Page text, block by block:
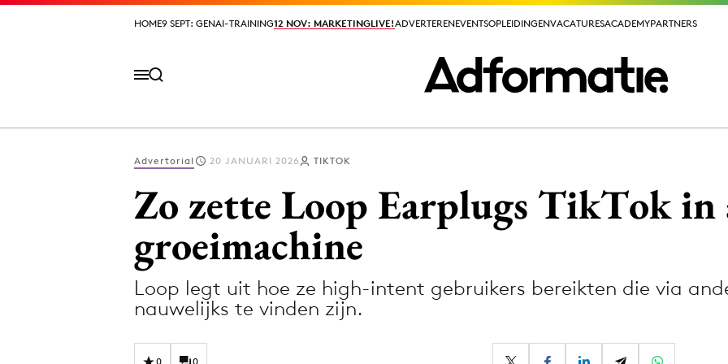
HOME9 SEPT: GENAI-TRAINING12 NOV: MARKETINGLIVE!ADVERTERENEVENTSOPLEIDINGENVACATURESACADEMYPARTNERS
HOME9 SEPT: GENAI-TRAINING12 NOV: MARKETINGLIVE!ADVERTERENEVENTSOPLEIDINGENVACATURESACADEMYPARTNERS
Design
Digital transformation
Media
PR
Advertorial 20 JANUARI 2026 TIKTOK
Zo zette Loop Earplugs TikTok in
groeimachine
Loop legt uit hoe ze high-intent gebruikers bereikten die via
nauwelijks te vinden zijn.
0 0